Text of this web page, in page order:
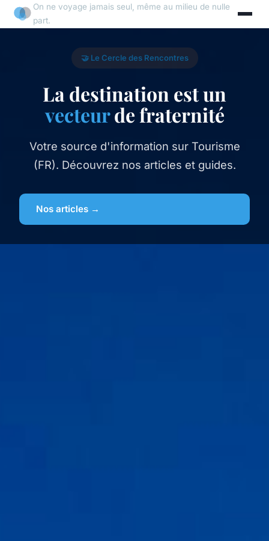
On ne voyage jamais seul, même au milieu de nulle
part.
🤝 Le Cercle des Rencontres
La destination est un
vecteurde fraternité
Votre source d'information sur Tourisme
(FR). Découvrez nos articles et guides.
Nos articles →